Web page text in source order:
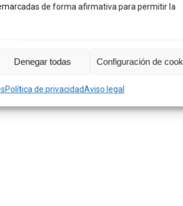
de forma afirmativa para permitir la
Denegar todas Configuración de
Política de privacidadAviso legal
asegura un ajuste cómodo y
y evitan la entrada de agua,
mientras que la capucha añade un